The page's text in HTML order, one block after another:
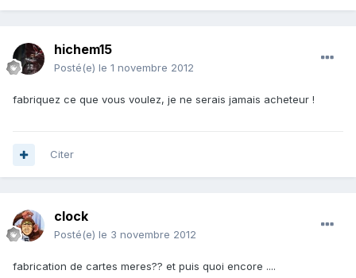
hichem15
Posté(e) le 1 novembre 2012
fabriquez ce que vous voulez, je ne serais jamais acheteur !
Citer
clock
Posté(e) le 3 novembre 2012
fabrication de cartes meres?? et puis quoi encore ....